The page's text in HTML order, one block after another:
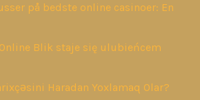
på bedste online casinoer: En
Blik staje się ulubieńcem
Haradan Yoxlamaq Olar?